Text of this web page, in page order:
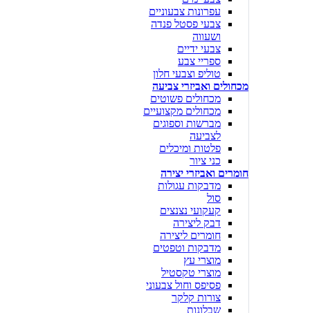
עפרונות צבעוניים
צבעי פסטל פנדה
ושעווה
צבעי ידיים
ספריי צבע
טוליפ וצבעי חלון
מכחולים ואביזרי צביעה
מכחולים פשוטים
מכחולים מקצועיים
מברשות וספוגים
לצביעה
פלטות ומיכלים
כני ציור
חומרים ואביזרי יצירה
מדבקות עגולות
סול
קעקועי נצנצים
דבק ליצירה
חומרים ליצירה
מדבקות וטפטים
מוצרי עץ
מוצרי טקסטיל
פסיפס וחול צבעוני
צורות קלקר
שבלונות